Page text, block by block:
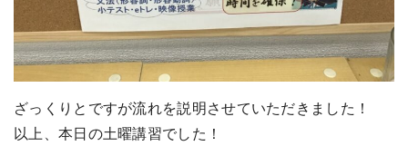
ざっくりとですが流れを説明させていただきました！
以上、本日の土曜講習でした！